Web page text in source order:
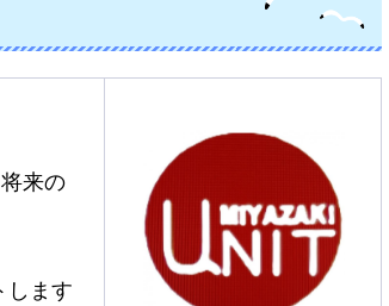
来の
します